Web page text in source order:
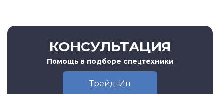
КОНСУЛЬТАЦИЯ
Помощь в подборе спецтехники
Трейд-Ин